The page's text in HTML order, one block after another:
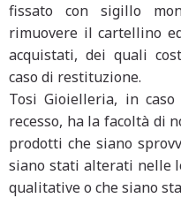
fissato con sigillo
rimuovere il cartellino
acquistati, dei quali
caso di restituzione.
Tosi Gioielleria, in
recesso, ha la facoltà di
prodotti che siano
siano stati alterati nelle
qualitative o che siano